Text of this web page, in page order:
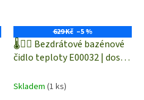
629 Kč –5 %
🌡️🏊‍♀️ Bezdrátové bazénové
čidlo teploty E00032 | dosah
teploměr
Skladem (1 ks)